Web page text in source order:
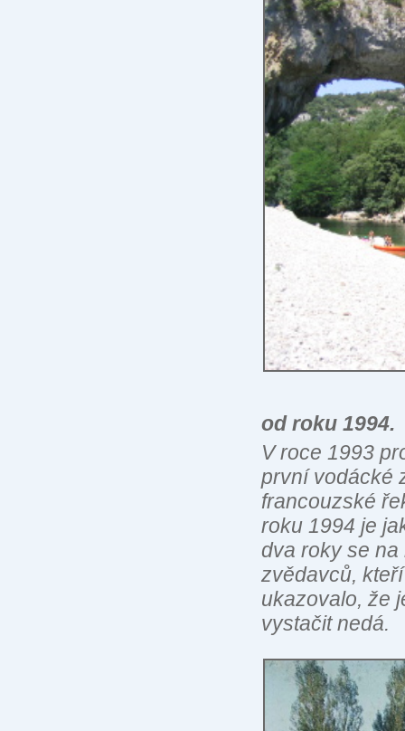
od roku 1994.
V roce 1993
první vodácké
francouzské
roku 1994 je
dva roky se
zvědavců,
ukazovalo, že
vystačit nedá.